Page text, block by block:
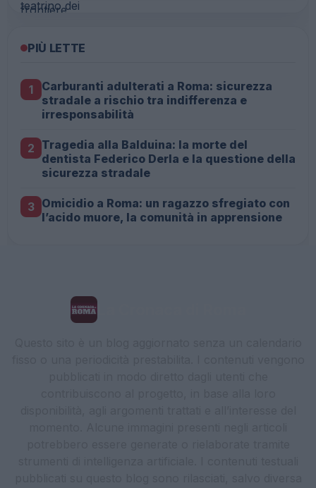
PIÙ LETTE
1
Carburanti adulterati a Roma: sicurezza
stradale a rischio tra indifferenza e
irresponsabilità
2 Tragedia alla Balduina: la morte del
dentista Federico Derla e la questione della
sicurezza stradale
3 Omicidio a Roma: un ragazzo sfregiato con
l’acido muore, la comunità in apprensione